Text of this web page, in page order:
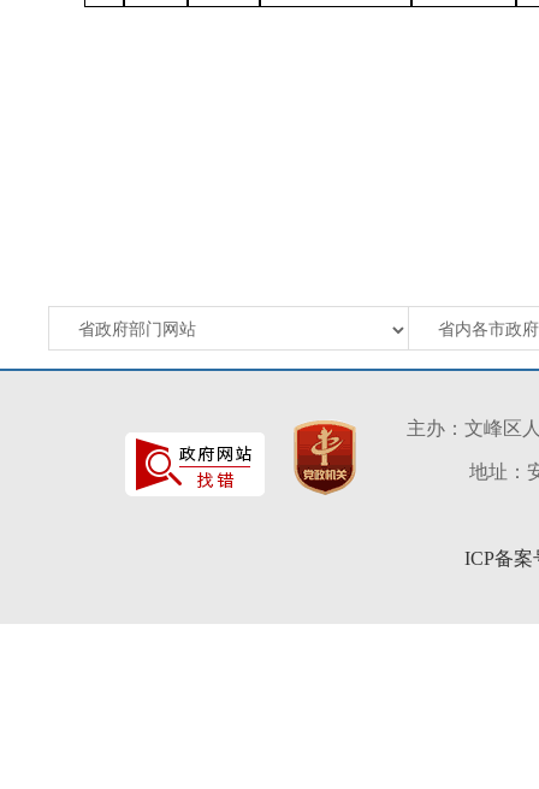
主办：文峰区
地址：
ICP备案